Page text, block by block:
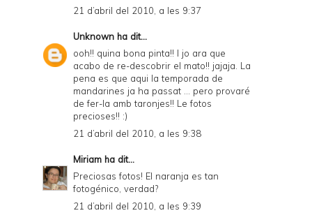
21 d’abril del 2010, a les 9:37
Unknown ha dit...
ooh!! quina bona pinta!! I jo ara que
acabo de re-descobrir el mato!! jajaja. La
pena es que aqui la temporada de
mandarines ja ha passat ... pero provaré
de fer-la amb taronjes!! Le fotos
precioses!! :)
21 d’abril del 2010, a les 9:38
Miriam ha dit...
Preciosas fotos! El naranja es tan
fotogénico, verdad?
21 d’abril del 2010, a les 9:39